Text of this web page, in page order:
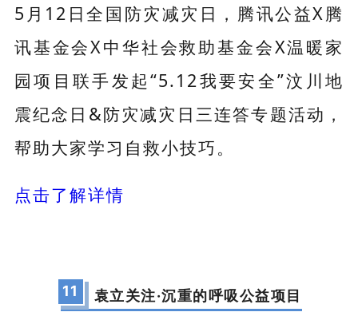
5月12日全国防灾减灾日，腾讯公益X腾
讯基金会X中华社会救助基金会X温暖家
园项目联手发起“5.12我要安全”汶川地
震纪念日&防灾减灾日三连答专题活动，
帮助大家学习自救小技巧。
点击了解详情
11 袁立关注·沉重的呼吸公益项目